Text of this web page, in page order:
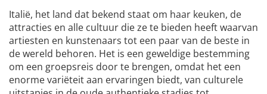
Italië, het land dat bekend staat om haar keuken, de
attracties en alle cultuur die ze te bieden heeft waarvan
artiesten en kunstenaars tot een paar van de beste in
de wereld behoren. Het is een geweldige bestemming
om een groepsreis door te brengen, omdat het een
enorme variëteit aan ervaringen biedt, van culturele